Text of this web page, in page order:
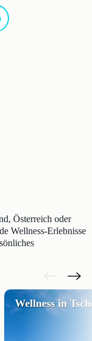
Österreich oder
Wellness-Erlebnisse
Wellness in